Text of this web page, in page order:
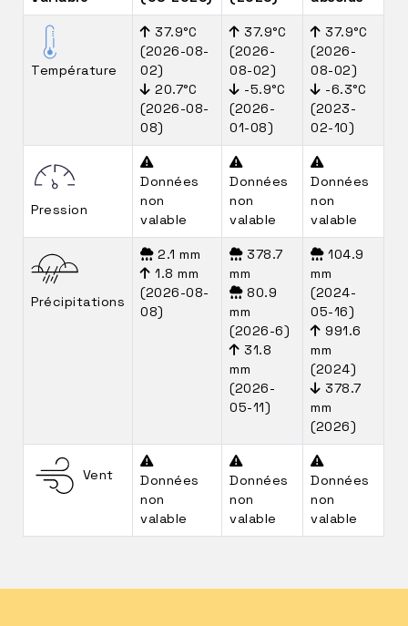
Température
37.9°C
(2026-08-
02)
20.7°C
(2026-08-
08)
37.9°C
(2026-
08-02)
-5.9°C
(2026-
01-08)
37.9°C
(2026-
08-02)
-6.3°C
(2023-
02-10)
Pression
Données
non
valable
Données
non
valable
Données
non
valable
Précipitations
2.1 mm
1.8 mm
(2026-08-
08)
378.7
mm
80.9
mm
(2026-6)
31.8
mm
(2026-
05-11)
104.9
mm
(2024-
05-16)
991.6
mm
(2024)
378.7
mm
(2026)
Vent
Données
non
valable
Données
non
valable
Données
non
valable